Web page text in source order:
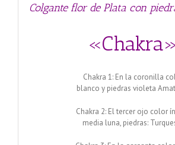
Colgante flor de Plata con
Chakra 1: En la coronilla
blanco y piedras violeta
Chakra 2: El tercer ojo color
media luna, piedras: